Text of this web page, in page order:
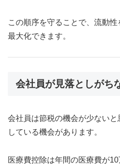
この順序を守ることで、流動
最大化できます。
会社員が見落としがち
会社員は節税の機会が少ない
している機会があります。
医療費控除は年間の医療費が